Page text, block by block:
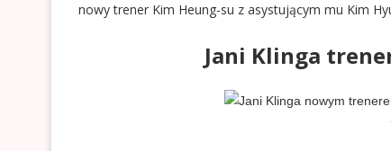
nowy trener Kim Heung-su z asystującym mu Kim
Jani Klinga